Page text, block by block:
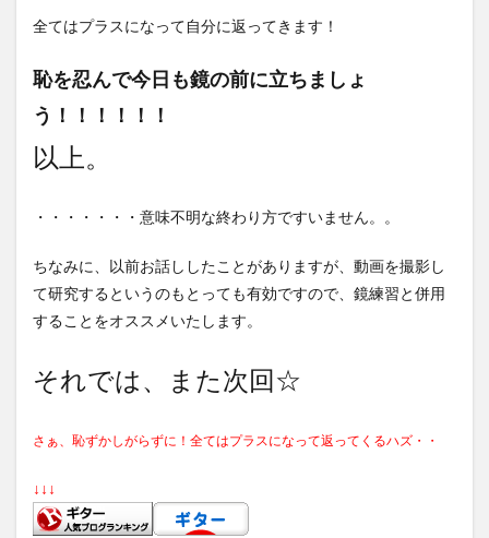
全てはプラスになって自分に返ってきます！
恥を忍んで今日も鏡の前に立ちましょ
う！！！！！！
以上。
・・・・・・・意味不明な終わり方ですいません。。
ちなみに、以前お話ししたことがありますが、動画を撮影し
て研究するというのもとっても有効ですので、鏡練習と併用
することをオススメいたします。
それでは、また次回☆
さぁ、恥ずかしがらずに！全てはプラスになって返ってくるハズ・・
↓↓↓